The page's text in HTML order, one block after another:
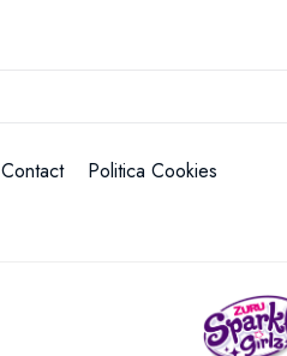
Contact Politica Cookies